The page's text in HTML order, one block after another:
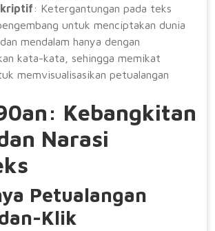
: Ketergantungan pada teks
untuk menciptakan dunia
mendalam hanya dengan
kata-kata, sehingga memikat
memvisualisasikan petualangan
Kebangkitan
Narasi
Petualangan
Klik